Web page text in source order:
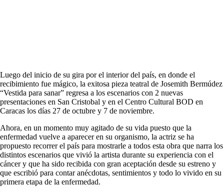
Luego del inicio de su gira por el interior del país, en donde el
recibimiento fue mágico, la exitosa pieza teatral de Josemith Bermúdez
“Vestida para sanar” regresa a los escenarios con 2 nuevas
presentaciones en San Cristobal y en el Centro Cultural BOD en
Caracas los días 27 de octubre y 7 de noviembre.
Ahora, en un momento muy agitado de su vida puesto que la
enfermedad vuelve a aparecer en su organismo, la actriz se ha
propuesto recorrer el país para mostrarle a todos esta obra que narra los
distintos escenarios que vivió la artista durante su experiencia con el
cáncer y que ha sido recibida con gran aceptación desde su estreno y
que escribió para contar anécdotas, sentimientos y todo lo vivido en su
primera etapa de la enfermedad.